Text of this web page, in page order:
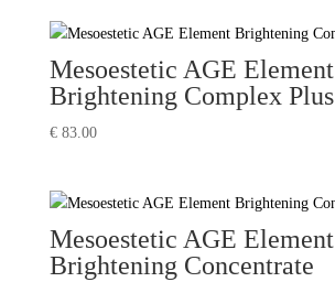
Mesoestetic AGE Element
Brightening Complex Plus
€83.00
Mesoestetic AGE Element
Brightening Concentrate